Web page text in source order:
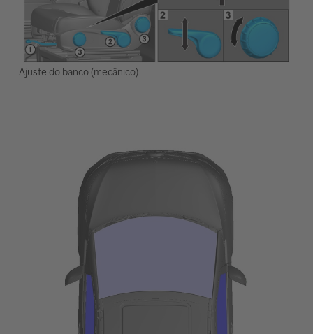
Ajuste do banco (mecânico)